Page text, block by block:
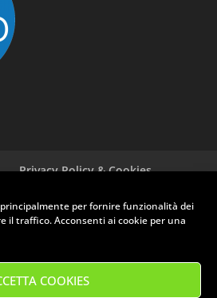
per fornire funzionalità dei
il traffico. Acconsenti ai cookie per una
COOKIES
Privacy Policy & Cookies
P.Iva: 01709030975
- Email: info@clubruoteclassiche.it
14:30/18:00 - Venerdì 9:00/12:30